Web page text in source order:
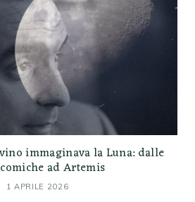
immaginava la Luna: dalle
ad Artemis
1 APRILE 2026